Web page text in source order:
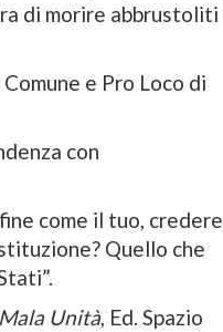
di morire abbrustoliti
Comune e Pro Loco di
con
come il tuo, credere
Quello che
Mala Unità, Ed. Spazio